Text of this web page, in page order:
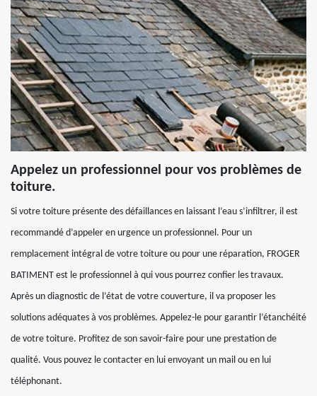
Appelez un professionnel pour vos problèmes de
toiture.
Si votre toiture présente des défaillances en laissant l’eau s’infiltrer, il est
recommandé d’appeler en urgence un professionnel. Pour un
remplacement intégral de votre toiture ou pour une réparation, FROGER
BATIMENT est le professionnel à qui vous pourrez confier les travaux.
Après un diagnostic de l’état de votre couverture, il va proposer les
solutions adéquates à vos problèmes. Appelez-le pour garantir l’étanchéité
de votre toiture. Profitez de son savoir-faire pour une prestation de
qualité. Vous pouvez le contacter en lui envoyant un mail ou en lui
téléphonant.